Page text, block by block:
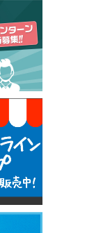
3,850円→ 2,7
っちゃん 西